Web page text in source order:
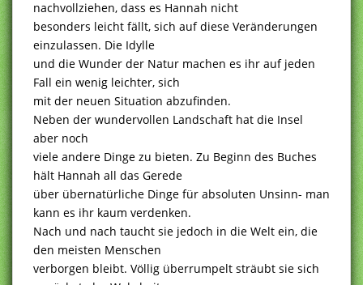
nachvollziehen, dass es Hannah nicht
besonders leicht fällt, sich auf diese Veränderungen
einzulassen. Die Idylle
und die Wunder der Natur machen es ihr auf jeden
Fall ein wenig leichter, sich
mit der neuen Situation abzufinden.
Neben der wundervollen Landschaft hat die Insel
aber noch
viele andere Dinge zu bieten. Zu Beginn des Buches
hält Hannah all das Gerede
über übernatürliche Dinge für absoluten Unsinn- man
kann es ihr kaum verdenken.
Nach und nach taucht sie jedoch in die Welt ein, die
den meisten Menschen
verborgen bleibt. Völlig überrumpelt sträubt sie sich